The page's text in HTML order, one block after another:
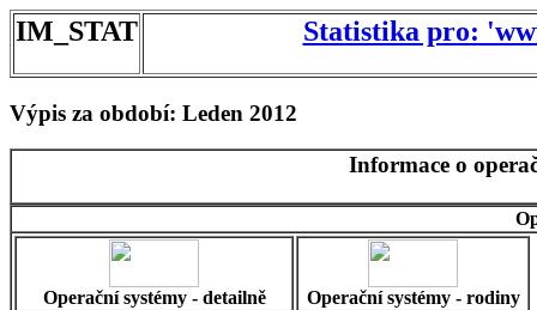
IM_STAT Statistika pro:
Výpis za období: Leden 2012
Informace o
Operační systémy - detailně
Operační systémy - rodiny